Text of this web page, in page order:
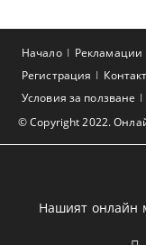
© Copyright 2022.
Начало Рекламации
Регистрация
Контакт
Условия за ползване
Нашият онлайн